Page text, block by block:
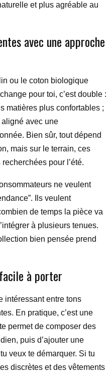
et plus agréable au
avec une approche
ou le coton biologique
pour toi, c’est double :
matières plus confortables ;
aligné avec une
Bien sûr, tout dépend
mais sur le terrain, ces
pour l’été.
ne veulent
Ils veulent
de temps la pièce va
à plusieurs tenues.
bien pensée prend
à porter
intéressant entre tons
En pratique, c’est une
permet de composer des
puis d’ajouter une
veux te démarquer. Si tu
discrètes et des vêtements